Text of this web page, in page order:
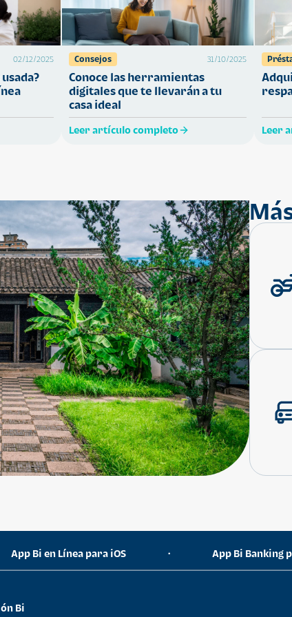
02/12/2025 Consejos 31/10/2025
Conoce las herramientas
digitales que te llevarán a tu
casa ideal
Leer artículo completo Leer
App Bi en Línea para iOS • App Bi Banking
Bi